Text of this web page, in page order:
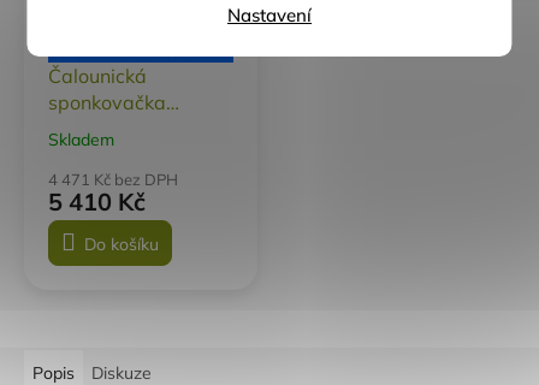
Nastavení
Čalounická
sponkovačka
BOSTITCH 21684B-
Průměrné
produktu
je
5,0
z
Skladem
4 471 Kč bez DPH
5 410 Kč
Do košíku
Popis Diskuze